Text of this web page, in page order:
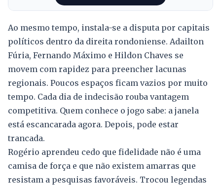
Ao mesmo tempo, instala-se a disputa por capitais
políticos dentro da direita rondoniense. Adailton
Fúria, Fernando Máximo e Hildon Chaves se
movem com rapidez para preencher lacunas
regionais. Poucos espaços ficam vazios por muito
tempo. Cada dia de indecisão rouba vantagem
competitiva. Quem conhece o jogo sabe: a janela
está escancarada agora. Depois, pode estar
trancada.
Rogério aprendeu cedo que fidelidade não é uma
camisa de força e que não existem amarras que
resistam a pesquisas favoráveis. Trocou legendas